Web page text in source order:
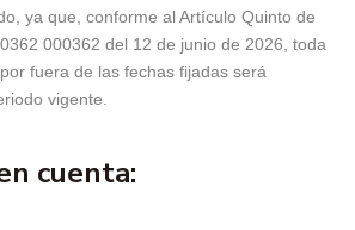
ya que, conforme al Artículo Quinto de
000362 del 12 de junio de 2026, toda
fuera de las fechas fijadas será
vigente.
cuenta: